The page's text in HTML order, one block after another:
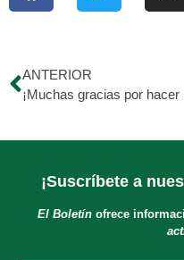
ANTERIOR
¡Suscríbete a
El Boletínofrece